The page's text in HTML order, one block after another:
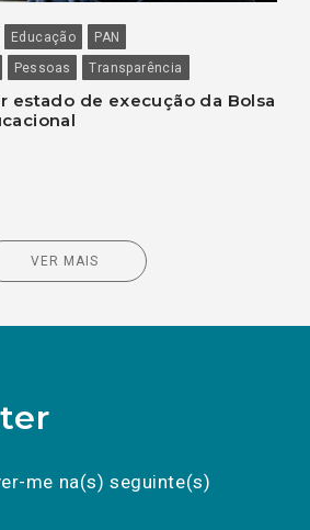
Educação
PAN
Pessoas Transparência
estado de execução da Bolsa
VER MAIS
me na(s) seguinte(s)